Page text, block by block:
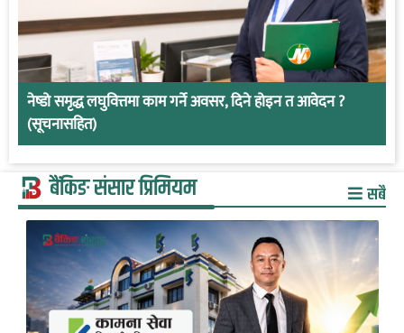
नेष्डो समृद्ध लघुवित्तमा काम गर्ने अवसर, दिने होइन त आवेदन ?
(सूचनासहित)
बैंकिङ संसार प्रिमियम सबै